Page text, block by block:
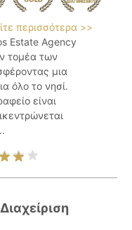
περισσότερα >>
Estate Agency
τομέα των
μια
όλο το νησί.
είναι